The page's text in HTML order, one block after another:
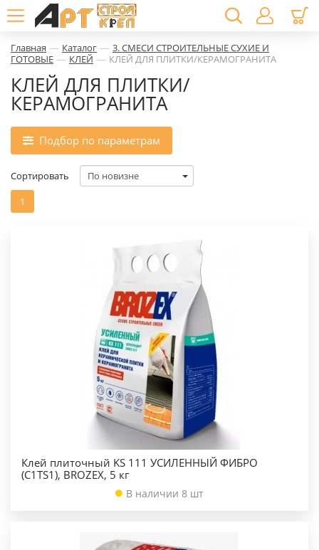
Главная — Каталог — 3. СМЕСИ СТРОИТЕЛЬНЫЕ СУХИЕ И
ГОТОВЫЕ — КЛЕЙ — КЛЕЙ ДЛЯ ПЛИТКИ/КЕРАМОГРАНИТА
КЛЕЙ ДЛЯ ПЛИТКИ/
КЕРАМОГРАНИТА
Подбор по параметрам
1
Сортировать
Клей плиточный KS 111 УСИЛЕННЫЙ ФИБРО
(C1TS1), BROZEX, 5 кг
В наличии 8 шт